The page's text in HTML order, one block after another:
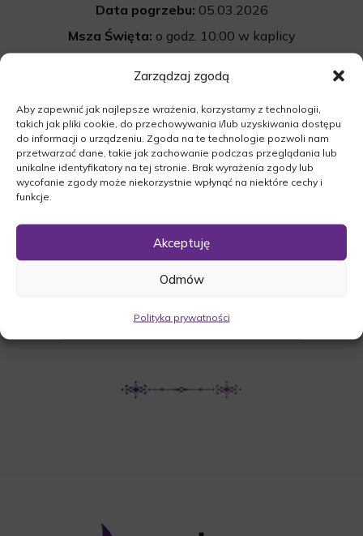
Zarządzaj zgodą
Aby zapewnić jak najlepsze wrażenia, korzystamy z technologii,
takich jak pliki cookie, do przechowywania i/lub uzyskiwania dostępu
do informacji o urządzeniu. Zgoda na te technologie pozwoli nam
przetwarzać dane, takie jak zachowanie podczas przeglądania lub
unikalne identyfikatory na tej stronie. Brak wyrażenia zgody lub
wycofanie zgody może niekorzystnie wpłynąć na niektóre cechy i
funkcje.
Akceptuję
Odmów
Polityka prywatności
Data pogrzebu: 05.03.2026
Msza Święta: o godz. 10:00 w kaplicy
Międzyrzecka 12B, 66-440 Skwierzyna
Cmentarz:Uroczystość pogrzebowa
rozpocznie się po mszy św. na cmentarzu
komunalnym w Skwierzynie.
Międzyrzecka 12B, 66-440 Skwierzyna
POBIERZ POWIADOMIENIE SMS